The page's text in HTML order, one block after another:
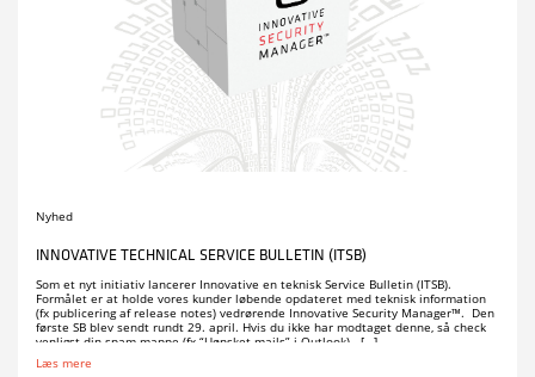
Nyhed
INNOVATIVE TECHNICAL SERVICE BULLETIN (ITSB)
Som et nyt initiativ lancerer Innovative en teknisk Service Bulletin (ITSB).
Formålet er at holde vores kunder løbende opdateret med teknisk information
(fx publicering af release notes) vedrørende Innovative Security Manager™. Den
første SB blev sendt rundt 29. april. Hvis du ikke har modtaget denne, så check
venligst din spam-mappe (fx “Uønsket mails” i Outlook). […]
Læs mere